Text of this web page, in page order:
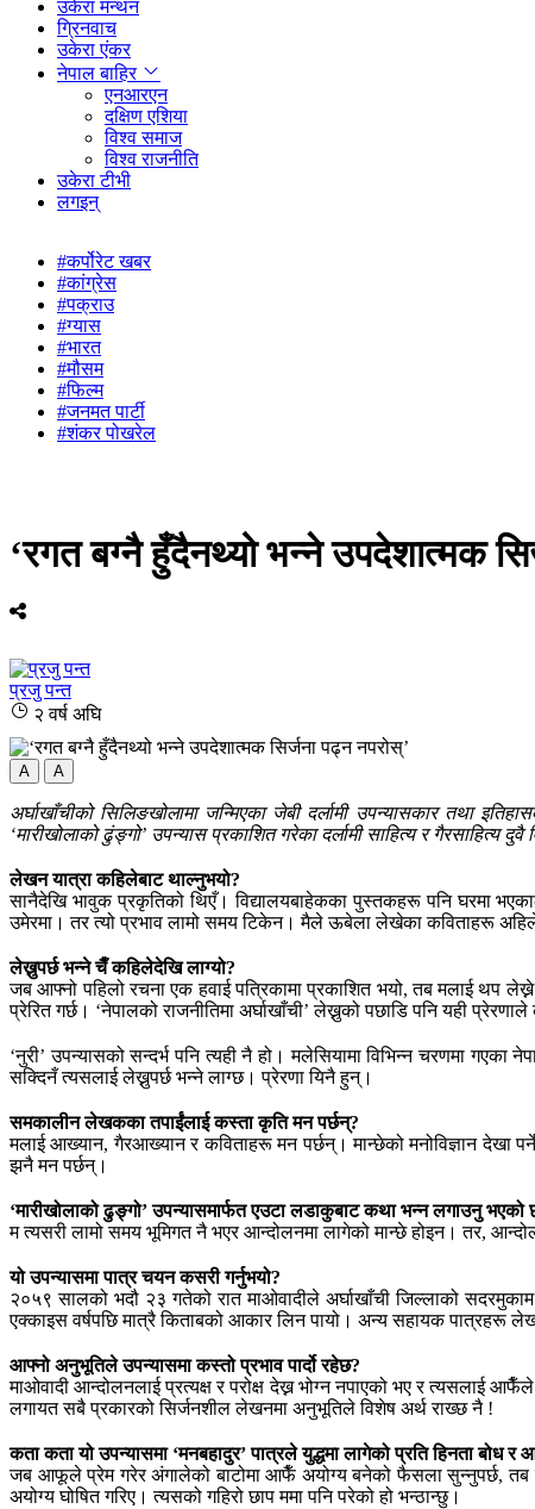
उकेरा मन्थन
ग्रिनवाच
उकेरा एंकर
नेपाल बाहिर
एनआरएन
दक्षिण एशिया
विश्व समाज
विश्व राजनीति
उकेरा टीभी
लगइन्
#कर्पोरेट खबर
#कांग्रेस
#पक्राउ
#ग्यास
#भारत
#मौसम
#फिल्म
#जनमत पार्टी
#शंकर पोखरेल
‘रगत बग्नै हुँदैनथ्यो भन्ने उपदेशात्मक
प्रजु पन्त
२ वर्ष अघि
A A
अर्घाखाँचीको सिलिङखोलामा जन्मिएका जेबी दर्लामी उपन्यासकार तथा
‘मारीखोलाको ढुंङ्गो’ उपन्यास प्रकाशित गरेका दर्लामी साहित्य र
लेखन यात्रा कहिलेबाट थाल्नुभयो?
सानैदेखि भावुक प्रकृतिको थिएँ। विद्यालयबाहेकका पुस्तकहरू पनि घरमा
उमेरमा। तर त्यो प्रभाव लामो समय टिकेन। मैले ऊबेला लेखेका कविताहरू
लेख्नुपर्छ भन्ने चैँ कहिलेदेखि लाग्यो?
जब आफ्नो पहिलो रचना एक हवाई पत्रिकामा प्रकाशित भयो, तब मलाई थप
प्रेरित गर्छ। ‘नेपालको राजनीतिमा अर्घाखाँची’ लेख्नुको पछाडि पनि यही
‘नुरी’ उपन्यासको सन्दर्भ पनि त्यही नै हो। मलेसियामा विभिन्न चरणमा
सक्दिनँ त्यसलाई लेख्नुपर्छ भन्ने लाग्छ। प्रेरणा यिनै हुन्।
समकालीन लेखकका तपाईंलाई कस्ता कृति मन पर्छन्?
मलाई आख्यान, गैरआख्यान र कविताहरू मन पर्छन्। मान्छेको मनोविज्ञान देखा
झनै मन पर्छन्।
‘मारीखोलाको ढुङ्गो’ उपन्यासमार्फत एउटा लडाकुबाट कथा भन्न लगाउनु
म त्यसरी लामो समय भूमिगत नै भएर आन्दोलनमा लागेको मान्छे होइन। तर,
यो उपन्यासमा पात्र चयन कसरी गर्नुभयो?
२०५९ सालको भदौ २३ गतेको रात माओवादीले अर्घाखाँची जिल्लाको
एक्काइस वर्षपछि मात्रै किताबको आकार लिन पायो। अन्य सहायक पात्रहरू
आफ्नो अनुभूतिले उपन्यासमा कस्तो प्रभाव पार्दो रहेछ?
माओवादी आन्दोलनलाई प्रत्यक्ष र परोक्ष देख्न भोग्न नपाएको भए र त्यसलाई
लगायत सबै प्रकारको सिर्जनशील लेखनमा अनुभूतिले विशेष अर्थ राख्छ नै !
कता कता यो उपन्यासमा ‘मनबहादुर’ पात्रले युद्धमा लागेको प्रति हिनता
जब आफूले प्रेम गरेर अंगालेको बाटोमा आफैँ अयोग्य बनेको फैसला सुन्नुपर्छ, तब
अयोग्य घोषित गरिए। त्यसको गहिरो छाप ममा पनि परेको हो भन्ठान्छु।